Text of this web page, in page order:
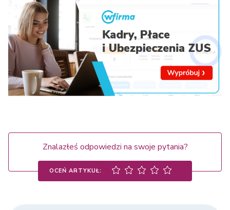
Znalazłeś odpowiedzi na swoje pytania?
OCEŃ ARTYKUŁ: